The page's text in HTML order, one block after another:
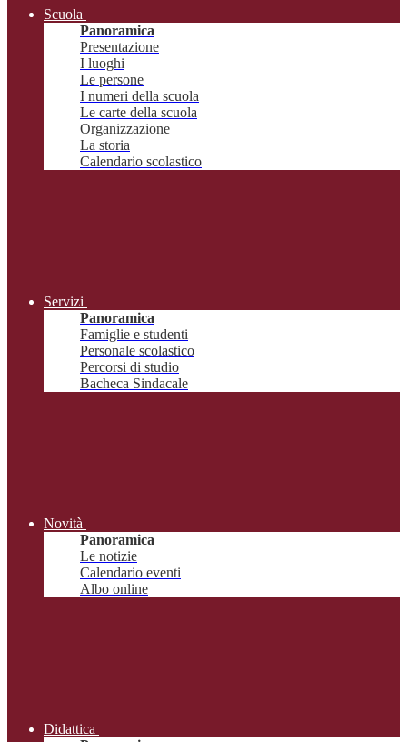
Scuola
Panoramica
Presentazione
I luoghi
Le persone
I numeri della scuola
Le carte della scuola
Organizzazione
La storia
Calendario scolastico
Servizi
Panoramica
Famiglie e studenti
Personale scolastico
Percorsi di studio
Bacheca Sindacale
Novità
Panoramica
Le notizie
Calendario eventi
Albo online
Didattica